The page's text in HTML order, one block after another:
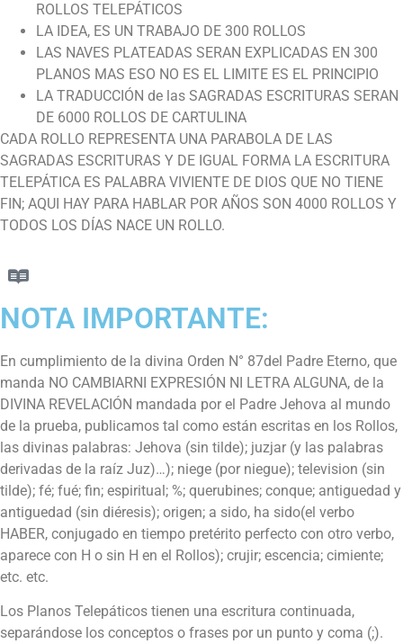
ROLLOS TELEPÁTICOS
LA IDEA, ES UN TRABAJO DE 300 ROLLOS
LAS NAVES PLATEADAS SERAN EXPLICADAS EN 300
PLANOS MAS ESO NO ES EL LIMITE ES EL PRINCIPIO
LA TRADUCCIÓN de las SAGRADAS ESCRITURAS SERAN
DE 6000 ROLLOS DE CARTULINA
CADA ROLLO REPRESENTA UNA PARABOLA DE LAS
SAGRADAS ESCRITURAS Y DE IGUAL FORMA LA ESCRITURA
TELEPÁTICA ES PALABRA VIVIENTE DE DIOS QUE NO TIENE
FIN; AQUI HAY PARA HABLAR POR AÑOS SON 4000 ROLLOS Y
TODOS LOS DÍAS NACE UN ROLLO.
NOTA IMPORTANTE:
En cumplimiento de la divina Orden N° 87del Padre Eterno, que
manda NO CAMBIARNI EXPRESIÓN NI LETRA ALGUNA, de la
DIVINA REVELACIÓN mandada por el Padre Jehova al mundo
de la prueba, publicamos tal como están escritas en los Rollos,
las divinas palabras: Jehova (sin tilde); juzjar (y las palabras
derivadas de la raíz Juz)…); niege (por niegue); television (sin
tilde); fé; fué; fin; espiritual; %; querubines; conque; antiguedad y
antiguedad (sin diéresis); origen; a sido, ha sido(el verbo
HABER, conjugado en tiempo pretérito perfecto con otro verbo,
aparece con H o sin H en el Rollos); crujir; escencia; cimiente;
etc. etc.
Los Planos Telepáticos tienen una escritura continuada,
separándose los conceptos o frases por un punto y coma (;).